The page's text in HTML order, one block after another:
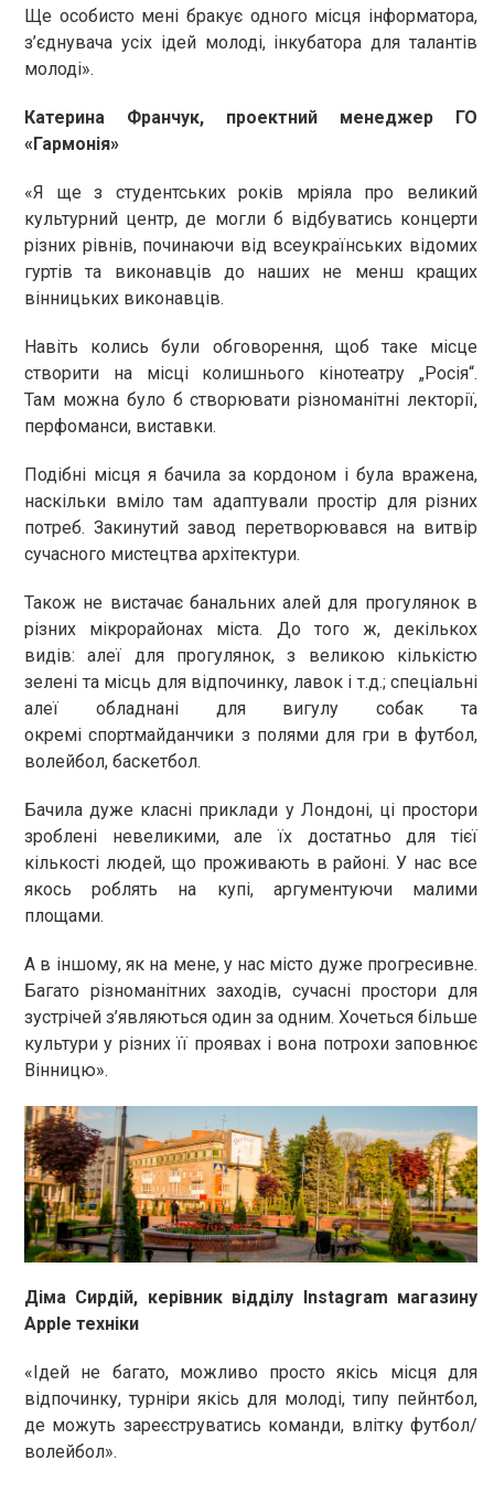
Ще особисто мені бракує одного місця інформатора,
з’єднувача усіх ідей молоді, інкубатора для талантів
молоді».
Катерина Франчук, проектний менеджер ГО
«Гармонія»
«Я ще з студентських років мріяла про великий
культурний центр, де могли б відбуватись концерти
різних рівнів, починаючи від всеукраїнських відомих
гуртів та виконавців до наших не менш кращих
вінницьких виконавців.
Навіть колись були обговорення, щоб таке місце
створити на місці колишнього кінотеатру „Росія“.
Там можна було б створювати різноманітні лекторії,
перфоманси, виставки.
Подібні місця я бачила за кордоном і була вражена,
наскільки вміло там адаптували простір для різних
потреб. Закинутий завод перетворювався на витвір
сучасного мистецтва архітектури.
Також не вистачає банальних алей для прогулянок в
різних мікрорайонах міста. До того ж, декількох
видів: алеї для прогулянок, з великою кількістю
зелені та місць для відпочинку, лавок і т.д.; спеціальні
алеї обладнані для вигулу собак та
окремі спортмайданчики з полями для гри в футбол,
волейбол, баскетбол.
Бачила дуже класні приклади у Лондоні, ці простори
зроблені невеликими, але їх достатньо для тієї
кількості людей, що проживають в районі. У нас все
якось роблять на купі, аргументуючи малими
площами.
А в іншому, як на мене, у нас місто дуже прогресивне.
Багато різноманітних заходів, сучасні простори для
зустрічей з’являються один за одним. Хочеться більше
культури у різних її проявах і вона потрохи заповнює
Вінницю».
Діма Сирдій, керівник відділу Instagram магазину
Apple техніки
«Ідей не багато, можливо просто якісь місця для
відпочинку, турніри якісь для молоді, типу пейнтбол,
де можуть зареєструватись команди, влітку футбол/
волейбол».